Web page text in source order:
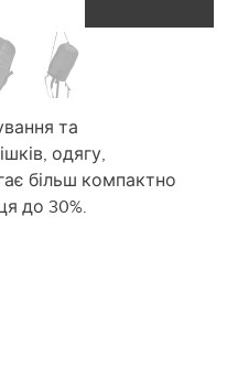
та
одягу,
більш компактно
до 30%.